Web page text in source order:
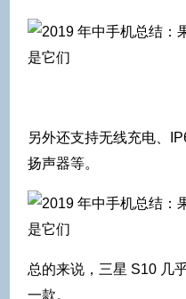
另外还支持无线充电、
扬声器等。
总的来说，三星 S10 几
一款。